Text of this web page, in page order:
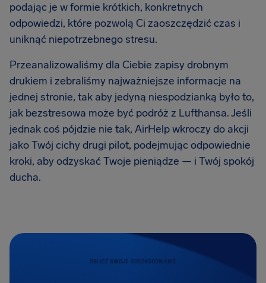
podając je w formie krótkich, konkretnych
odpowiedzi, które pozwolą Ci zaoszczędzić czas i
uniknąć niepotrzebnego stresu.
Przeanalizowaliśmy dla Ciebie zapisy drobnym
drukiem i zebraliśmy najważniejsze informacje na
jednej stronie, tak aby jedyną niespodzianką było to,
jak bezstresowa może być podróż z Lufthansa. Jeśli
jednak coś pójdzie nie tak, AirHelp wkroczy do akcji
jako Twój cichy drugi pilot, podejmując odpowiednie
kroki, aby odzyskać Twoje pieniądze — i Twój spokój
ducha.
OBLICZ SWOJE ODSZKODOWANIE